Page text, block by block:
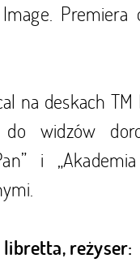
Premiera
na deskach TM
widzów
i
libretta, reżyser: